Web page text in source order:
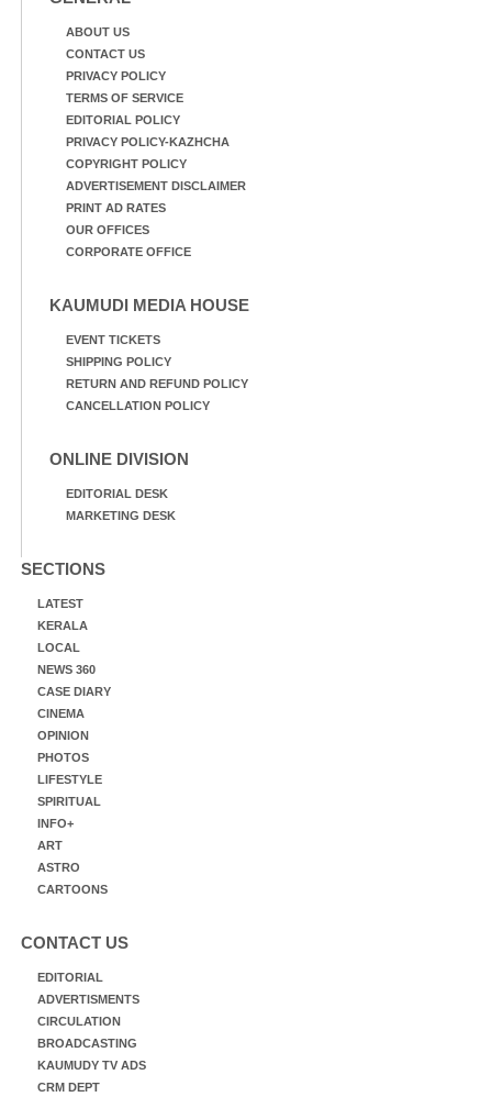
ABOUT US
CONTACT US
PRIVACY POLICY
TERMS OF SERVICE
EDITORIAL POLICY
PRIVACY POLICY-KAZHCHA
COPYRIGHT POLICY
ADVERTISEMENT DISCLAIMER
PRINT AD RATES
OUR OFFICES
CORPORATE OFFICE
KAUMUDI MEDIA HOUSE
EVENT TICKETS
SHIPPING POLICY
RETURN AND REFUND POLICY
CANCELLATION POLICY
ONLINE DIVISION
EDITORIAL DESK
MARKETING DESK
SECTIONS
LATEST
KERALA
LOCAL
NEWS 360
CASE DIARY
CINEMA
OPINION
PHOTOS
LIFESTYLE
SPIRITUAL
INFO+
ART
ASTRO
CARTOONS
CONTACT US
EDITORIAL
ADVERTISMENTS
CIRCULATION
BROADCASTING
KAUMUDY TV ADS
CRM DEPT